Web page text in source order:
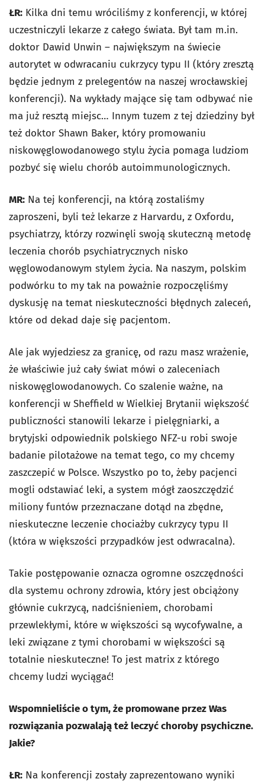
ŁR: Kilka dni temu wróciliśmy z konferencji, w której
uczestniczyli lekarze z całego świata. Był tam m.in.
doktor Dawid Unwin – największym na świecie
autorytet w odwracaniu cukrzycy typu II (który zresztą
będzie jednym z prelegentów na naszej wrocławskiej
konferencji). Na wykłady mające się tam odbywać nie
ma już resztą miejsc… Innym tuzem z tej dziedziny był
też doktor Shawn Baker, który promowaniu
niskowęglowodanowego stylu życia pomaga ludziom
pozbyć się wielu chorób autoimmunologicznych.
MR: Na tej konferencji, na którą zostaliśmy
zaproszeni, byli też lekarze z Harvardu, z Oxfordu,
psychiatrzy, którzy rozwinęli swoją skuteczną metodę
leczenia chorób psychiatrycznych nisko
węglowodanowym stylem życia. Na naszym, polskim
podwórku to my tak na poważnie rozpoczęliśmy
dyskusję na temat nieskuteczności błędnych zaleceń,
które od dekad daje się pacjentom.
Ale jak wyjedziesz za granicę, od razu masz wrażenie,
że właściwie już cały świat mówi o zaleceniach
niskowęglowodanowych. Co szalenie ważne, na
konferencji w Sheffield w Wielkiej Brytanii większość
publiczności stanowili lekarze i pielęgniarki, a
brytyjski odpowiednik polskiego NFZ-u robi swoje
badanie pilotażowe na temat tego, co my chcemy
zaszczepić w Polsce. Wszystko po to, żeby pacjenci
mogli odstawiać leki, a system mógł zaoszczędzić
miliony funtów przeznaczane dotąd na zbędne,
nieskuteczne leczenie chociażby cukrzycy typu II
(która w większości przypadków jest odwracalna).
Takie postępowanie oznacza ogromne oszczędności
dla systemu ochrony zdrowia, który jest obciążony
głównie cukrzycą, nadciśnieniem, chorobami
przewlekłymi, które w większości są wycofywalne, a
leki związane z tymi chorobami w większości są
totalnie nieskuteczne! To jest matrix z którego
chcemy ludzi wyciągać!
Wspomnieliście o tym, że promowane przez Was
rozwiązania pozwalają też leczyć choroby psychiczne.
Jakie?
ŁR: Na konferencji zostały zaprezentowano wyniki